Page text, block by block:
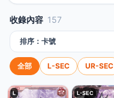
收錄內容 157
排序方式
全部 L-SEC UR-SEC
L L-SEC